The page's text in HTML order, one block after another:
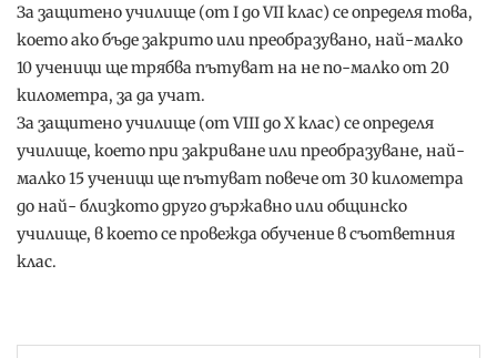
За защитено училище (от I до VII клас) се определя това,
което ако бъде закрито или преобразувано, най-малко
10 ученици ще трябва пътуват на не по-малко от 20
километра, за да учат.
За защитено училище (от VIII до X клас) се определя
училище, което при закриване или преобразуване, най-
малко 15 ученици ще пътуват повече от 30 километра
до най- близкото друго държавно или общинско
училище, в което се провежда обучение в съответния
клас.